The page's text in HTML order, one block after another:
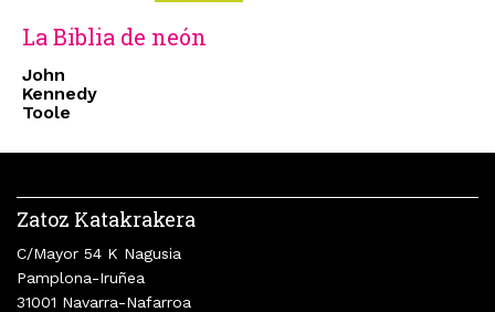
La Biblia de neón
John
Kennedy
Toole
Zatoz Katakrakera
C/Mayor 54 K Nagusia
Pamplona-Iruñea
31001 Navarra-Nafarroa